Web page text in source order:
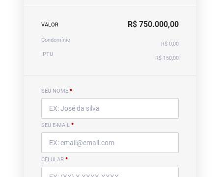
VALOR R$ 750.000,00
Condomínio
R$ 0,00
IPTU
R$ 150,00
SEU NOME *
SEU E-MAIL *
CELULAR *